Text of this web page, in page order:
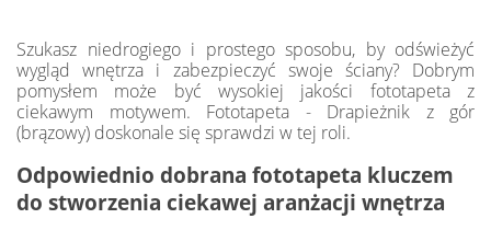
Szukasz niedrogiego i prostego sposobu, by odświeżyć
wygląd wnętrza i zabezpieczyć swoje ściany? Dobrym
pomysłem może być wysokiej jakości fototapeta z
ciekawym motywem. Fototapeta - Drapieżnik z gór
(brązowy) doskonale się sprawdzi w tej roli.
Odpowiednio dobrana fototapeta kluczem
do stworzenia ciekawej aranżacji wnętrza